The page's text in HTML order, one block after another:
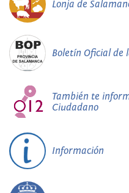
Lonja de
Boletín Oficial de
También te
Ciudadano
Información